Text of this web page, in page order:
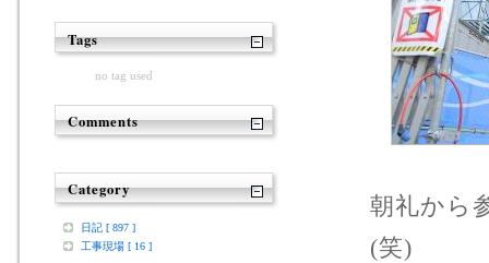
朝礼から
(笑)
Tags
no tag used
Comments
Category
日記 [ 897 ]
工事現場 [ 16 ]